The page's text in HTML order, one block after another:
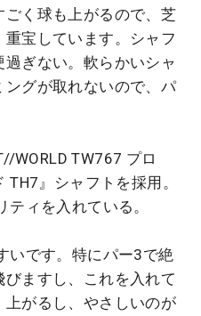
く球も上がるので、芝
宝しています。シャフ
過ぎない。軟らかいシャ
グが取れないので、パ
WORLD TW767 プロ
TH7』シャフトを採用。
ィを入れている。
いです。特にパー3で絶
ますし、これを入れて
がるし、やさしいのが